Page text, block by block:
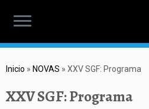
Inicio » NOVAS » XXV SGF: Programa
XXV SGF: Programa